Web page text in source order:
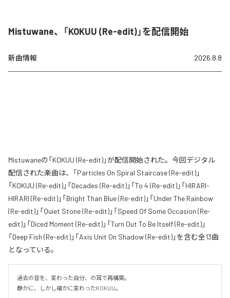
Mistuwane、「KOKUU (Re-edit)」を配信開始
新曲情報 2026.8.8
Mistuwaneの「KOKUU (Re-edit)」が配信開始された。今回デジタル
配信された楽曲は、「Particles On Spiral Staircase (Re-edit)」
「KOKUU (Re-edit)」「Decades (Re-edit)」「To 4 (Re-edit)」「HIRARI-
HIRARI (Re-edit)」「Bright Than Blue (Re-edit)」「Under The Rainbow
(Re-edit)」「Quiet Stone (Re-edit)」「Speed Of Some Occasion (Re-
edit)」「Diced Moment (Re-edit)」「Turn Out To Be Itself (Re-edit)」
「Deep Fish (Re-edit)」「Axis Unit On Shadow (Re-edit)」を含む全13曲
となっている。
過去の音を、変わった自分、の耳で再構築。
静かに、しかし確かに変わったKOKUU。